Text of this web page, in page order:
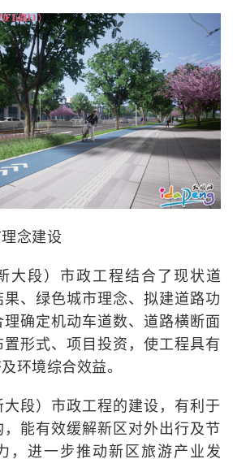
念建设
大段）市政工程结合了现状道
、绿色城市理念、拟建道路功
确定机动车道数、道路横断面
形式、项目投资，使工程具有
环境综合效益。
段）市政工程的建设，有利于
能有效缓解新区对外出行及节
，进一步推动新区旅游产业发